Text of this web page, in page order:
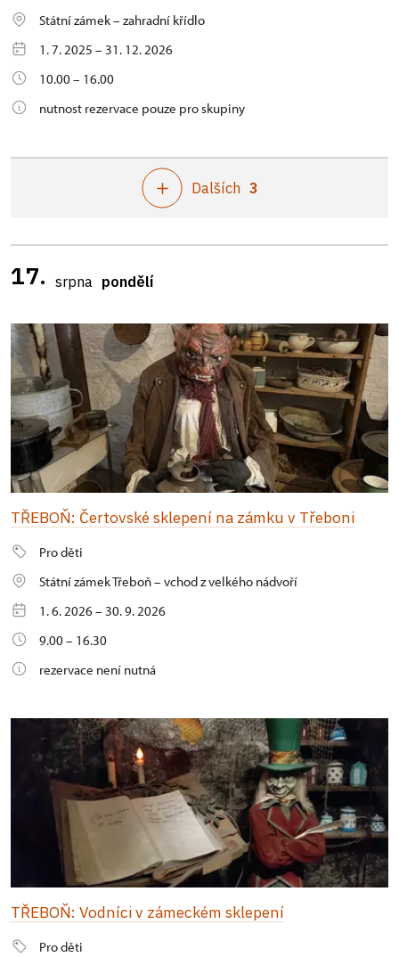
Státní zámek – zahradní křídlo
1. 7. 2025 – 31. 12. 2026
10.00 – 16.00
nutnost rezervace pouze pro skupiny
Dalších 3
17. srpna pondělí
TŘEBOŇ: Čertovské sklepení na zámku v Třeboni
Pro děti
Státní zámek Třeboň – vchod z velkého nádvoří
1. 6. 2026 – 30. 9. 2026
9.00 – 16.30
rezervace není nutná
TŘEBOŇ: Vodníci v zámeckém sklepení
Pro děti